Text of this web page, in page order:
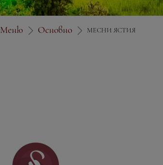
Меню Основно МЕСНИ ЯСТИЯ